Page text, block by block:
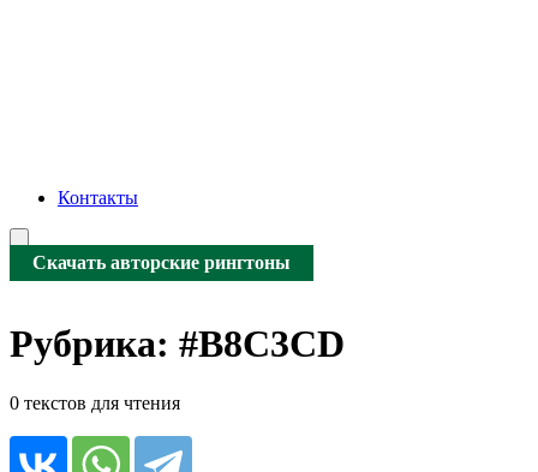
Контакты
Скачать авторские рингтоны
Рубрика: #B8C3CD
0 текстов для чтения